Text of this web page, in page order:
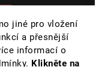
jiné pro vložení
a přesnější
informací o
Klikněte na